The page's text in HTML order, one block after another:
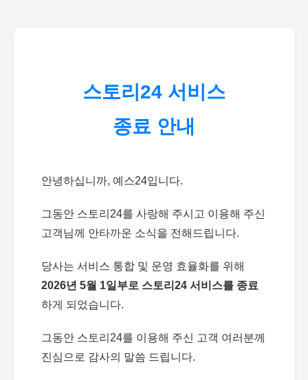
스토리24 서비스
종료 안내
안녕하십니까, 예스24입니다.
그동안 스토리24를 사랑해 주시고 이용해 주신
고객님께 안타까운 소식을 전해드립니다.
당사는 서비스 통합 및 운영 효율화를 위해
2026년 5월 1일부로 스토리24 서비스를 종료
하게 되었습니다.
그동안 스토리24를 이용해 주신 고객 여러분께
진심으로 감사의 말씀 드립니다.